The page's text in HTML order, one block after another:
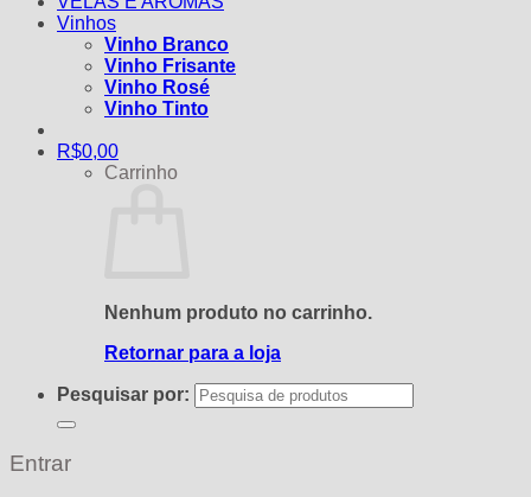
Vinhos
Vinho Branco
Vinho Frisante
Vinho Rosé
Vinho Tinto
R$0,00
Carrinho
Nenhum produto no carrinho.
Retornar para a loja
Pesquisar por:
Entrar